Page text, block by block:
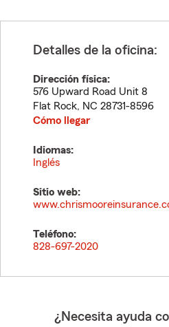
Detalles de la oficina:
Dirección física:
576 Upward Road Unit 8
Flat Rock, NC 28731-8596
Cómo llegar
Idiomas:
Inglés
Sitio web:
Teléfono:
828-697-2020
¿Necesita ayuda